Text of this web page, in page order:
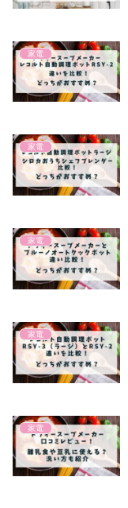
家電
家電
家電
家電
家電